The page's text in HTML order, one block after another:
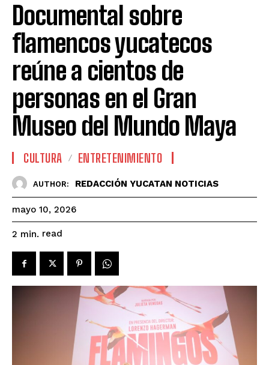
Documental sobre
flamencos yucatecos
reúne a cientos de
personas en el Gran
Museo del Mundo Maya
CULTURA ENTRETENIMIENTO
AUTHOR: REDACCIÓN YUCATAN NOTICIAS
mayo 10, 2026
2 min. read